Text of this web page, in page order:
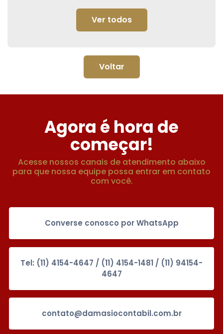
Ver todos
Voltar
Agora é hora de
começar!
Acesse nossos canais de atendimento abaixo
para que nossa equipe possa entrar em contato
com você.
Converse conosco por WhatsApp
Tel: (11) 4154-4647 / (11) 4154-1481 / (11) 94154-
4647
contato@damasiocontabil.com.br